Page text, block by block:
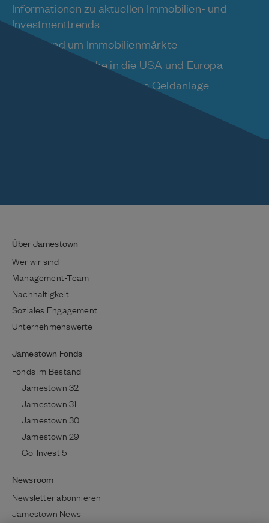
Informationen zu aktuellen Immobilien- und
Investmenttrends
News rund um Immobilienmärkte
Kulturelle Einblicke in die USA und Europa
Wissenswertes zum Thema Geldanlage
Über Jamestown
Wer wir sind
Management-Team
Nachhaltigkeit
Soziales Engagement
Unternehmenswerte
Jamestown Fonds
Fonds im Bestand
Jamestown 32
Jamestown 31
Jamestown 30
Jamestown 29
Co-Invest 5
Newsroom
Newsletter abonnieren
Jamestown News